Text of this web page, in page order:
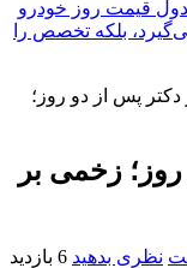
قیمت روز خودرو
بلکه تخصص را
دکتر پس از دو روز؛
روز؛ زخمی بر
نظری بدهید 6 بازدید